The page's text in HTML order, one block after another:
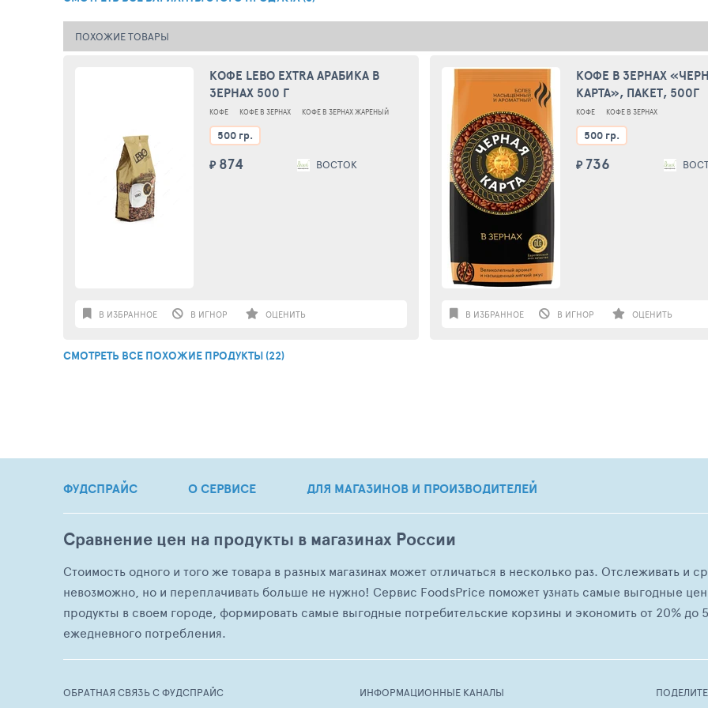
ПОХОЖИЕ ТОВАРЫ
КОФЕ LEBO EXTRA АРАБИКА В
ЗЕРНАХ 500 Г
КОФЕ КОФЕ В ЗЕРНАХ КОФЕ В ЗЕРНАХ ЖАРЕНЫЙ
500 гр.
₽ 874 ВОСТОК
В ИЗБРАННОЕ В ИГНОР ОЦЕНИТЬ
КОФЕ В ЗЕРНАХ
КАРТА», ПАКЕТ, 500Г
КОФЕ КОФЕ В ЗЕРНАХ
500 гр.
₽ 736
В ИЗБРАННОЕ В ИГНОР ОЦЕНИТЬ
СМОТРЕТЬ ВСЕ ПОХОЖИЕ ПРОДУКТЫ (22)
ФУДСПРАЙС О СЕРВИСЕ ДЛЯ МАГАЗИНОВ И ПРОИЗВОДИТЕЛЕЙ
Сравнение цен на продукты в магазинах России
Стоимость одного и того же товара в разных магазинах может отличаться в несколько раз. Отслеживать и
невозможно, но и переплачивать больше не нужно! Сервис FoodsPrice поможет узнать самые выгодные
продукты в своем городе, формировать самые выгодные потребительские корзины и экономить от 20% до
ежедневного потребления.
ОБРАТНАЯ СВЯЗЬ С ФУДСПРАЙС ИНФОРМАЦИОННЫЕ КАНАЛЫ